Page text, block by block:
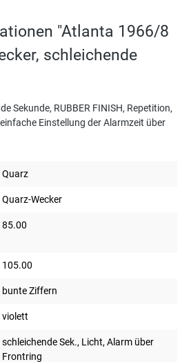
"Atlanta 1966/8
schleichende
Sekunde, RUBBER FINISH, Repetition,
Einstellung der Alarmzeit über
Quarz
Quarz-Wecker
85.00
105.00
bunte Ziffern
violett
schleichende Sek., Licht, Alarm über
Frontring